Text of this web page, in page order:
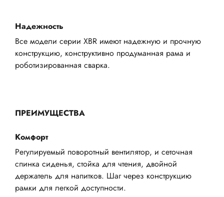
Надежность
Все модели серии XBR имеют надежную и прочную
конструкцию, конструктивно продуманная рама и
роботизированная сварка.
ПРЕИМУЩЕСТВА
Комфорт
Регулируемый поворотный вентилятор, и сеточная
спинка сиденья, стойка для чтения, двойной
держатель для напитков. Шаг через конструкцию
рамки для легкой доступности.